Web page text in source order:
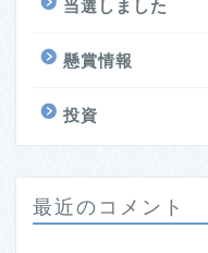
当選しました
懸賞情報
投資
最近のコメント